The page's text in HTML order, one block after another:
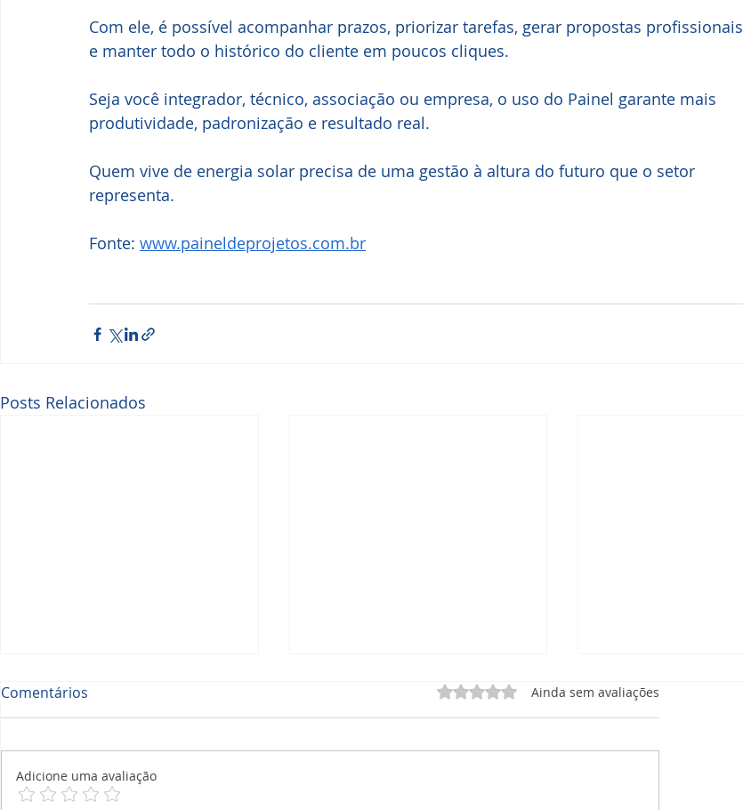
Com ele, é possível acompanhar prazos, priorizar tarefas, gerar propostas profissionais
e manter todo o histórico do cliente em poucos cliques.
Seja você integrador, técnico, associação ou empresa, o uso do Painel garante mais
produtividade, padronização e resultado real.
Quem vive de energia solar precisa de uma gestão à altura do futuro que o setor
representa.
Fonte: www.paineldeprojetos.com.br
Posts Relacionados
Comentários Avaliado com 0 de 5 estrelas.
Ainda sem avaliações
Adicione uma avaliação